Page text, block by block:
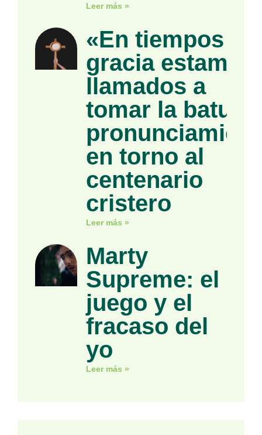
Leer más »
«En tiempos de
gracia estamos
llamados a
tomar la
en torno al
centenario
cristero
Leer más »
Marty
Supreme: el
juego y el
fracaso del
yo
Leer más »